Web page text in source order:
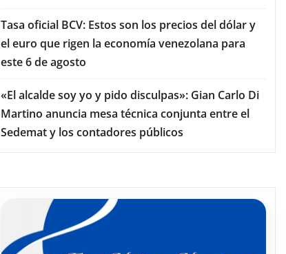
Tasa oficial BCV: Estos son los precios del dólar y
el euro que rigen la economía venezolana para
este 6 de agosto
«El alcalde soy yo y pido disculpas»: Gian Carlo Di
Martino anuncia mesa técnica conjunta entre el
Sedemat y los contadores públicos